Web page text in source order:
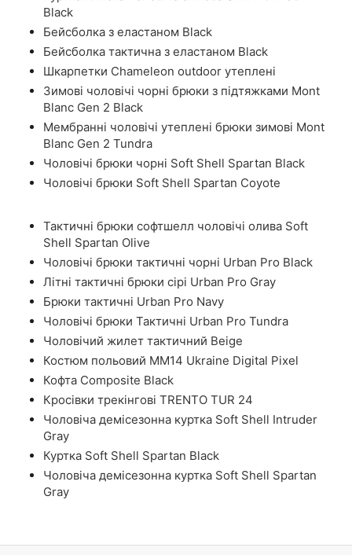
Black
Бейсболка з еластаном Black
Бейсболка тактична з еластаном Black
Шкарпетки Chameleon outdoor утеплені
Зимові чоловічі чорні брюки з підтяжками Mont
Blanc Gen 2 Black
Мембранні чоловічі утеплені брюки зимові Mont
Blanc Gen 2 Tundra
Чоловічі брюки чорні Soft Shell Spartan Black
Чоловічі брюки Soft Shell Spartan Coyote
Тактичні брюки софтшелл чоловічі олива Soft
Shell Spartan Olive
Чоловічі брюки тактичні чорні Urban Pro Black
Літні тактичні брюки сірі Urban Pro Gray
Брюки тактичні Urban Pro Navy
Чоловічі брюки Тактичні Urban Pro Tundra
Чоловічий жилет тактичний Beige
Костюм польовий ММ14 Ukraine Digital Pixel
Кофта Composite Black
Кросівки трекінгові TRENTO TUR 24
Чоловіча демісезонна куртка Soft Shell Intruder
Gray
Куртка Soft Shell Spartan Black
Чоловіча демісезонна куртка Soft Shell Spartan
Gray